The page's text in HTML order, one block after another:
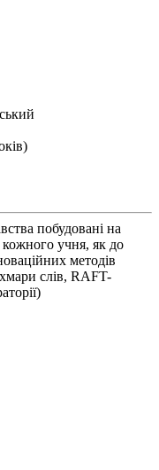
побудовані на
кожного учня, як до
методів
слів, RAFT-